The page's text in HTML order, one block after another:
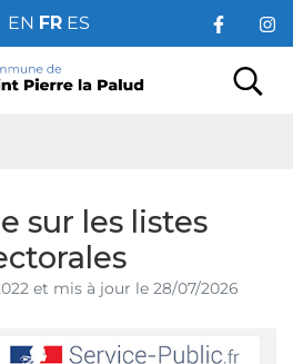
EN FR ES
Saint Pierre la Palud
sur les listes
et mis à jour le 28/07/2026